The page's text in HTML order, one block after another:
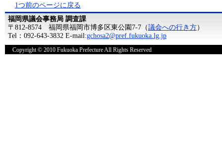
1つ前のページに戻る
福岡県議会事務局 調査課
〒812-8574 福岡県福岡市博多区東公園7-7（議会への行き方）
Tel：092-643-3832 E-mail:gchosa2@pref.fukuoka.lg.jp
Copyright © 2010 Fukuoka Prefecture All Rights Reserved